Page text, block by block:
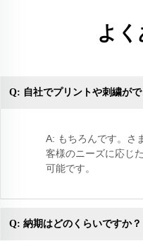
よく
Q: 自社でプリントや刺繍がで
A: もちろんです。さ
客様のニーズに応じ
可能です。
Q: 納期はどのくらいですか？